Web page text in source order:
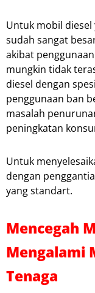
Untuk mobil diesel
sudah sangat
akibat
mungkin tidak
diesel dengan
penggunaan ban
masalah
peningkatan
Untuk
dengan
yang standart.
Mencegah
Mengalami
Tenaga